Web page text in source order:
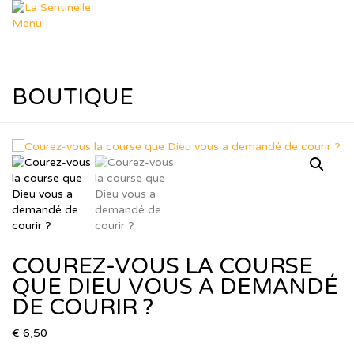
Aller
Menu
Dép. Femmes & Enfants
Dép. Soutien Spirituel
Nos thèmes
Formation Leadership
Ressources Pastorales
Téléchargements
Agenda
Le Blog de Muriel
Boutique
Panier
Contact
BOUTIQUE
COUREZ-VOUS LA COURSE
QUE DIEU VOUS A DEMANDÉ
DE COURIR ?
€ 6,50